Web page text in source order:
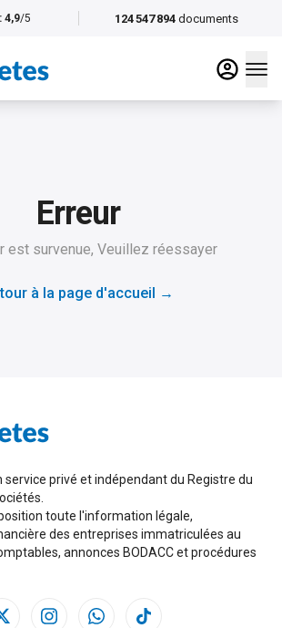
124 547 894 documents
4,9/5
Erreur
est survenue, Veuillez réessayer
à la page d'accueil →
service privé et indépendant du Registre du
toute l'information légale,
des entreprises immatriculées au
annonces BODACC et procédures